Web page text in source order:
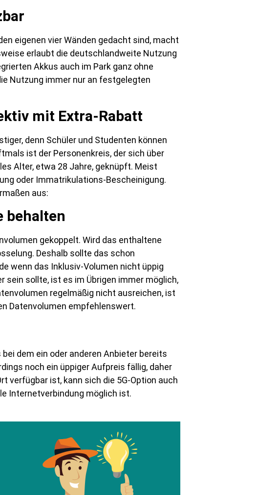
eigenen vier Wänden gedacht sind, macht
erlaubt die deutschlandweite Nutzung
Akkus auch im Park ganz ohne
Nutzung immer nur an festgelegten
mit Extra-Rabatt
denn Schüler und Studenten können
ist der Personenkreis, der sich über
Alter, etwa 28 Jahre, geknüpft. Meist
oder Immatrikulations-Bescheinigung.
aus:
behalten
gekoppelt. Wird das enthaltene
Deshalb sollte das schon
wenn das Inklusiv-Volumen nicht üppig
sein sollte, ist es im Übrigen immer möglich,
regelmäßig nicht ausreichen, ist
Datenvolumen empfehlenswert.
dem ein oder anderen Anbieter bereits
noch ein üppiger Aufpreis fällig, daher
verfügbar ist, kann sich die 5G-Option auch
Internetverbindung möglich ist.